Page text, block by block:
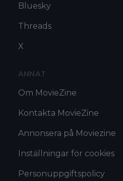
Bluesky
Threads
X
ANNAT
Om MovieZine
Kontakta MovieZine
Annonsera på Moviezine
Inställningar för cookies
Personuppgiftspolicy